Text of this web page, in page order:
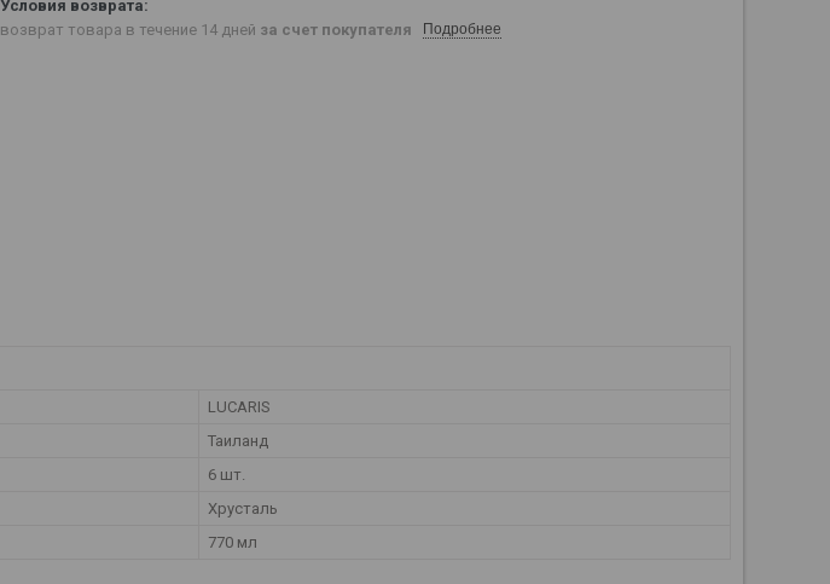
возврат товара в течение 14 дней за счет покупателя Подробнее
LUCARIS
Таиланд
6 шт.
Хрусталь
770 мл